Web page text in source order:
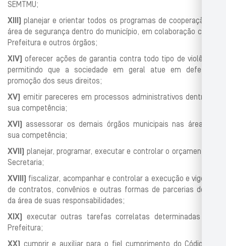
SEMTMU;
XIII)
planejar e orientar todos os programas de cooperação na
área de segurança dentro do município, em colaboração com a
Prefeitura e outros órgãos;
XIV)
oferecer ações de garantia contra todo tipo de violência,
permitindo que a sociedade em geral atue em defesa e
promoção dos seus direitos;
XV)
emitir pareceres em processos administrativos dentro de
sua competência;
XVI)
assessorar os demais órgãos municipais nas áreas de
sua competência;
XVII)
planejar, programar, executar e controlar o orçamento da
Secretaria;
XVIII)
fiscalizar, acompanhar e controlar a execução e vigência
de contratos, convênios e outras formas de parcerias dentro
da área de suas responsabilidades;
XIX)
executar outras tarefas correlatas determinadas pela
Prefeitura;